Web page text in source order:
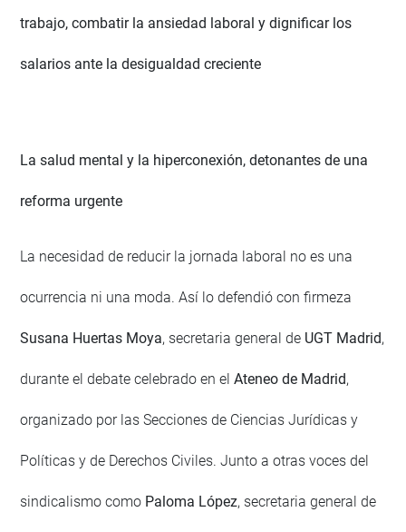
trabajo, combatir la ansiedad laboral y dignificar los
salarios ante la desigualdad creciente
La salud mental y la hiperconexión, detonantes de una
reforma urgente
La necesidad de reducir la jornada laboral no es una
ocurrencia ni una moda. Así lo defendió con firmeza
Susana Huertas Moya, secretaria general de UGT Madrid,
durante el debate celebrado en elAteneo de Madrid,
organizado por las Secciones de Ciencias Jurídicas y
Políticas y de Derechos Civiles. Junto a otras voces del
sindicalismo como Paloma López, secretaria general de